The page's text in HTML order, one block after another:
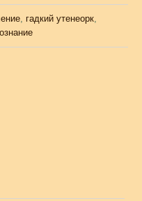
, гадкий утенеорк,